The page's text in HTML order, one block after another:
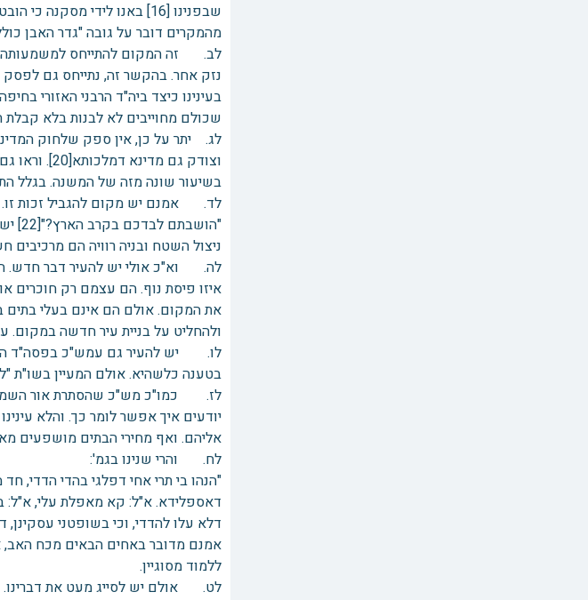
שבפנינו [16] באנו לידי
מהמקרים דובר על גובה "גדר האבן
לב. זה המקום להתייחס למשמעותה
שכולם מחוייבים לא לבנות בלא קבלת
בשיעור שונה מזה של המשנה. בגלל
לד. אמנם יש מקום להגביל זכות זו.
ניצול השטח ובניה רוויה הם מרכיבים
לה. וא"כ אולי יש להעיר דבר חדש.
איזו פיסת נוף. הם עצמם רק חוכרים
את המקום. אולם הם אינם בעלי בתים
ולהחליט על בניית עיר חדשה במקום.
לו. יש להעיר גם עמש"כ בפסה"ד
בטענה כלשהיא. אולם המעיין בשו"ת "לחם רב"[24] יראה שהשותפים יכולים לעכב, אף בלא
לז. כמו"כ מש"כ שהסתרת אור השמש
יודעים איך אפשר לומר כך. והלא
אליהם. ואף מחירי הבתים מושפעים
לח. והרי שנינו בגמ':
"הנהו בי תרי אחי דפלגי בהדי הדדי,
דאספלידא. א"ל: קא מאפלת עלי, א"ל:
דלא עלו להדדי, וכי בשופטני עסקינן,
אמנם מדובר באחים הבאים מכח האב,
ללמוד מסוגיין.
לט. אולם יש לסייג מעט את דברינו.